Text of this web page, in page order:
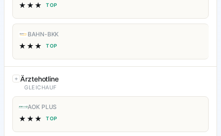
★★★ TOP
BAHN-BKK
★★★ TOP
Ärztehotline
GLEICHAUF
AOK PLUS
★★★ TOP